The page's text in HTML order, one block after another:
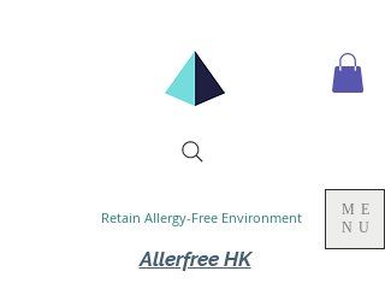
Allerfree HK
Retain Allergy-Free Environment
ME
NU